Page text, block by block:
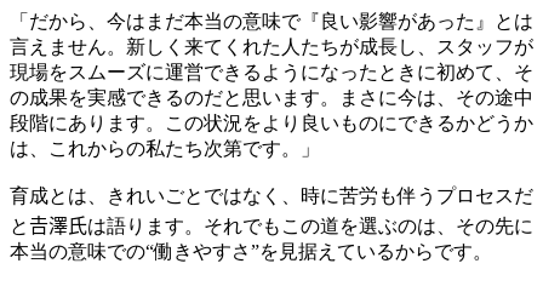
「だから、今はまだ本当の意味で『良い影響があった』とは
言えません。新しく来てくれた人たちが成長し、スタッフが
現場をスムーズに運営できるようになったときに初めて、そ
の成果を実感できるのだと思います。まさに今は、その途中
段階にあります。この状況をより良いものにできるかどうか
は、これからの私たち次第です。」
育成とは、きれいごとではなく、時に苦労も伴うプロセスだ
と𠮷澤氏は語ります。それでもこの道を選ぶのは、その先に
本当の意味での“働きやすさ”を見据えているからです。